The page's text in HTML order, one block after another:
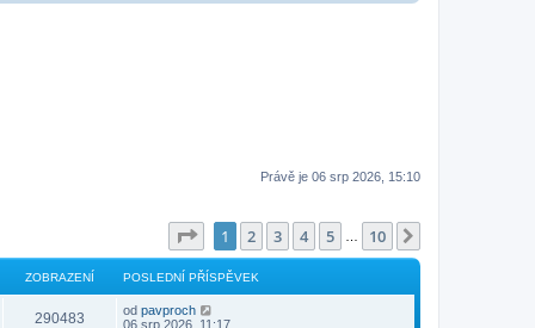
Právě je 06 srp 2026, 15:10
Stránka z
1 2 3 4 5 10
ZOBRAZENÍ POSLEDNÍ PŘÍSPĚVEK
290483 od pavproch
06 srp 2026, 11:17